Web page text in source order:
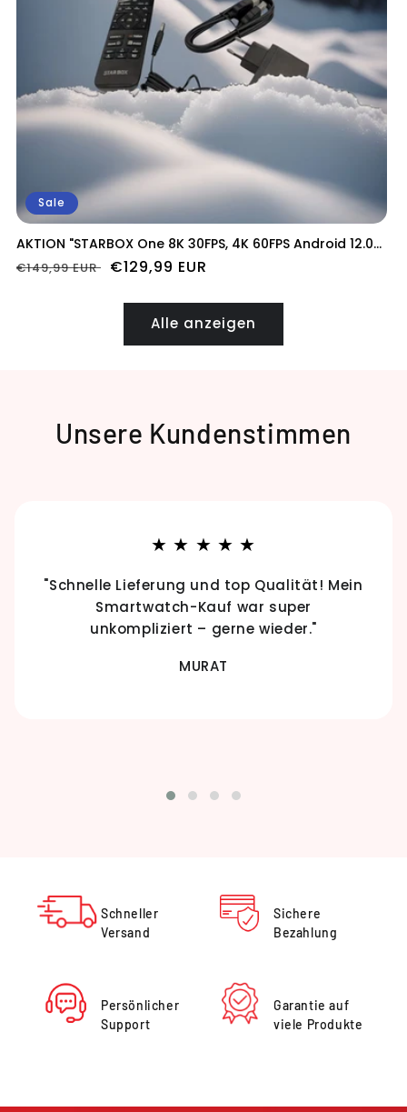
Sale
AKTION "STARBOX One 8K 30FPS, 4K 60FPS Android 12.0
Dual Wifi Streaming Box"
Normaler
€149,99 EUR Verkaufspreis
€129,99 EUR
Alle anzeigen
Unsere Kundenstimmen
★ ★ ★ ★ ★
"Schnelle Lieferung und top Qualität! Mein
Smartwatch-Kauf war super
unkompliziert – gerne wieder."
MURAT
Schneller
Versand
Sichere
Bezahlung
Persönlicher
Support
Garantie auf
viele Produkte